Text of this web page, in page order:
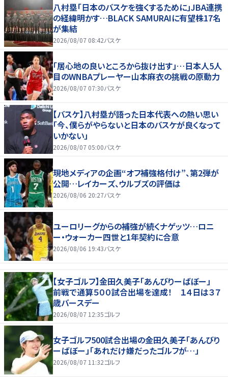
八村塁「日本のバスケを強くするために」JBA連携
の経緯明かす…BLACK SAMURAIに有望株17名
が集結
2026/08/07 08:42バスケ
「居心地の良いところから抜け出す」…日本人5人
目のWNBAプレーヤー山本麻衣の挑戦の原動力
2026/08/07 07:30バスケ
【バスケ】八村塁が語った日本代表への熱い思い
「今、僕らがやらないと日本のバスケが良くなって
いかない」
2026/08/07 05:00バスケ
現地メディアの企画“オフ補強格付け”、第2弾が
公開…レイカーズ、ウルブズの評価は
2026/08/06 20:27バスケ
ユーロリーグからの補強が続くナゲッツ…ロニ
ー・ウォーカー四世と1年契約に合意
2026/08/06 19:43バスケ
【女子ゴルフ】金田久美子「あんびりーばぼー」
前戦で通算５００試合出場を達成！ １４日は３７
歳バースデー
2026/08/07 12:35ゴルフ
女子ゴルフ500試合出場の金田久美子「あんびり
ーばぼー」「あれだけ嫌だったゴルフが…」
2026/08/07 11:32ゴルフ